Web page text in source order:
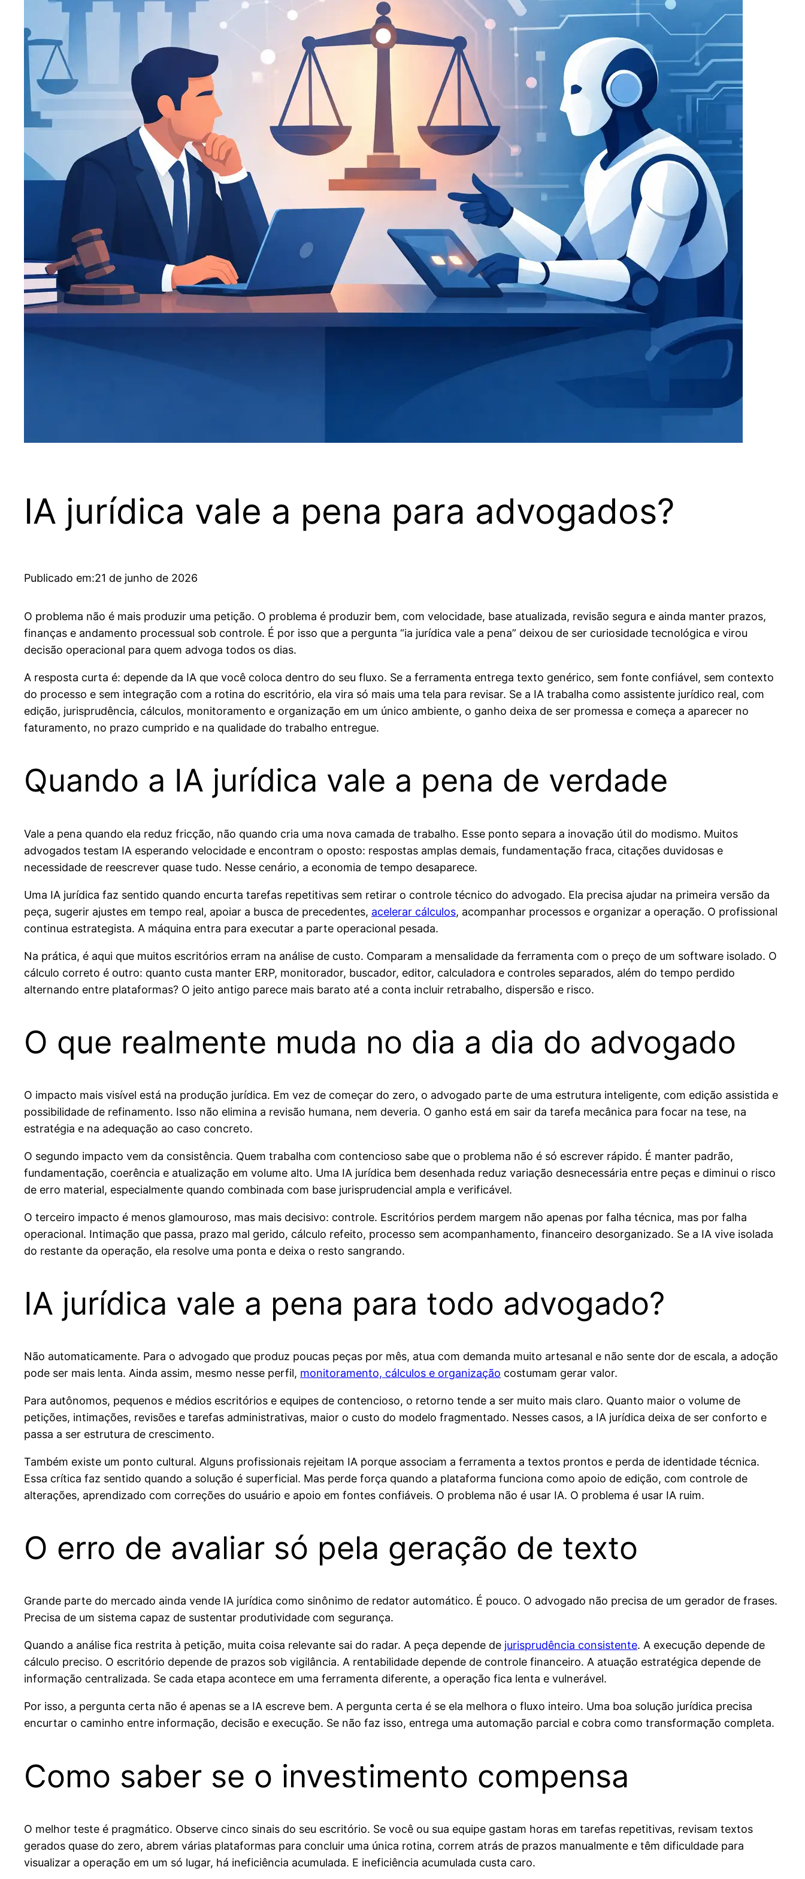
IA jurídica vale a pena para advogados?
Publicado em:21 de junho de 2026
O problema não é mais produzir uma petição. O problema é produzir bem, com velocidade, base atualizada, revisão segura e ainda manter prazos,
finanças e andamento processual sob controle. É por isso que a pergunta “ia jurídica vale a pena” deixou de ser curiosidade tecnológica e virou
decisão operacional para quem advoga todos os dias.
A resposta curta é: depende da IA que você coloca dentro do seu fluxo. Se a ferramenta entrega texto genérico, sem fonte confiável, sem contexto
do processo e sem integração com a rotina do escritório, ela vira só mais uma tela para revisar. Se a IA trabalha como assistente jurídico real, com
edição, jurisprudência, cálculos, monitoramento e organização em um único ambiente, o ganho deixa de ser promessa e começa a aparecer no
faturamento, no prazo cumprido e na qualidade do trabalho entregue.
Quando a IA jurídica vale a pena de verdade
Vale a pena quando ela reduz fricção, não quando cria uma nova camada de trabalho. Esse ponto separa a inovação útil do modismo. Muitos
advogados testam IA esperando velocidade e encontram o oposto: respostas amplas demais, fundamentação fraca, citações duvidosas e
necessidade de reescrever quase tudo. Nesse cenário, a economia de tempo desaparece.
Uma IA jurídica faz sentido quando encurta tarefas repetitivas sem retirar o controle técnico do advogado. Ela precisa ajudar na primeira versão da
peça, sugerir ajustes em tempo real, apoiar a busca de precedentes, acelerar cálculos, acompanhar processos e organizar a operação. O profissional
continua estrategista. A máquina entra para executar a parte operacional pesada.
Na prática, é aqui que muitos escritórios erram na análise de custo. Comparam a mensalidade da ferramenta com o preço de um software isolado. O
cálculo correto é outro: quanto custa manter ERP, monitorador, buscador, editor, calculadora e controles separados, além do tempo perdido
alternando entre plataformas? O jeito antigo parece mais barato até a conta incluir retrabalho, dispersão e risco.
O que realmente muda no dia a dia do advogado
O impacto mais visível está na produção jurídica. Em vez de começar do zero, o advogado parte de uma estrutura inteligente, com edição assistida e
possibilidade de refinamento. Isso não elimina a revisão humana, nem deveria. O ganho está em sair da tarefa mecânica para focar na tese, na
estratégia e na adequação ao caso concreto.
O segundo impacto vem da consistência. Quem trabalha com contencioso sabe que o problema não é só escrever rápido. É manter padrão,
fundamentação, coerência e atualização em volume alto. Uma IA jurídica bem desenhada reduz variação desnecessária entre peças e diminui o risco
de erro material, especialmente quando combinada com base jurisprudencial ampla e verificável.
O terceiro impacto é menos glamouroso, mas mais decisivo: controle. Escritórios perdem margem não apenas por falha técnica, mas por falha
operacional. Intimação que passa, prazo mal gerido, cálculo refeito, processo sem acompanhamento, financeiro desorganizado. Se a IA vive isolada
do restante da operação, ela resolve uma ponta e deixa o resto sangrando.
IA jurídica vale a pena para todo advogado?
Não automaticamente. Para o advogado que produz poucas peças por mês, atua com demanda muito artesanal e não sente dor de escala, a adoção
pode ser mais lenta. Ainda assim, mesmo nesse perfil, monitoramento, cálculos e organização costumam gerar valor.
Para autônomos, pequenos e médios escritórios e equipes de contencioso, o retorno tende a ser muito mais claro. Quanto maior o volume de
petições, intimações, revisões e tarefas administrativas, maior o custo do modelo fragmentado. Nesses casos, a IA jurídica deixa de ser conforto e
passa a ser estrutura de crescimento.
Também existe um ponto cultural. Alguns profissionais rejeitam IA porque associam a ferramenta a textos prontos e perda de identidade técnica.
Essa crítica faz sentido quando a solução é superficial. Mas perde força quando a plataforma funciona como apoio de edição, com controle de
alterações, aprendizado com correções do usuário e apoio em fontes confiáveis. O problema não é usar IA. O problema é usar IA ruim.
O erro de avaliar só pela geração de texto
Grande parte do mercado ainda vende IA jurídica como sinônimo de redator automático. É pouco. O advogado não precisa de um gerador de frases.
Precisa de um sistema capaz de sustentar produtividade com segurança.
Quando a análise fica restrita à petição, muita coisa relevante sai do radar. A peça depende de jurisprudência consistente. A execução depende de
cálculo preciso. O escritório depende de prazos sob vigilância. A rentabilidade depende de controle financeiro. A atuação estratégica depende de
informação centralizada. Se cada etapa acontece em uma ferramenta diferente, a operação fica lenta e vulnerável.
Por isso, a pergunta certa não é apenas se a IA escreve bem. A pergunta certa é se ela melhora o fluxo inteiro. Uma boa solução jurídica precisa
encurtar o caminho entre informação, decisão e execução. Se não faz isso, entrega uma automação parcial e cobra como transformação completa.
Como saber se o investimento compensa
O melhor teste é pragmático. Observe cinco sinais do seu escritório. Se você ou sua equipe gastam horas em tarefas repetitivas, revisam textos
gerados quase do zero, abrem várias plataformas para concluir uma única rotina, correm atrás de prazos manualmente e têm dificuldade para
visualizar a operação em um só lugar, há ineficiência acumulada. E ineficiência acumulada custa caro.